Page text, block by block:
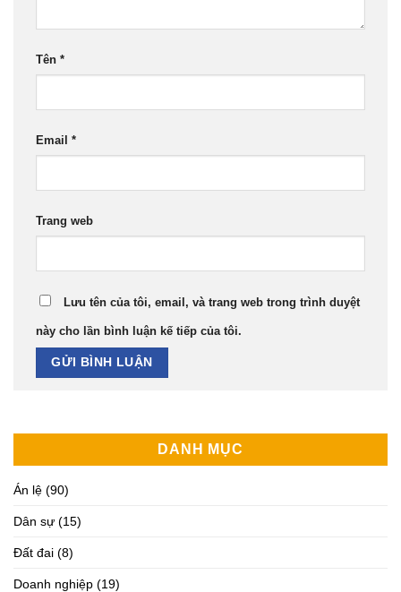
Tên *
Email *
Trang web
Lưu tên của tôi, email, và trang web trong trình duyệt
này cho lần bình luận kế tiếp của tôi.
DANH MỤC
Án lệ (90)
Dân sự (15)
Đất đai (8)
Doanh nghiệp (19)